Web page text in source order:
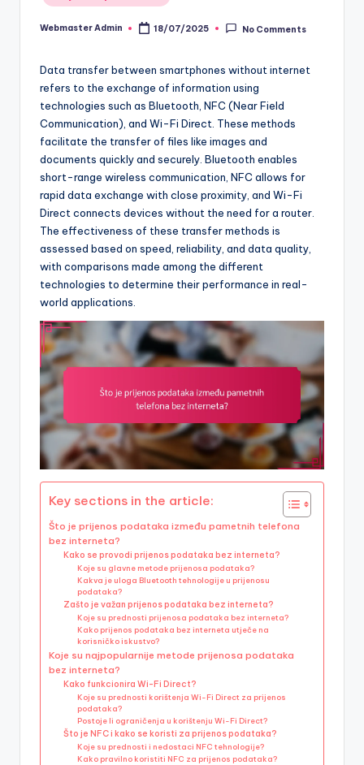
in
Posted
Webmaster Admin 18/07/2025 No Comments
Data transfer between smartphones without internet
refers to the exchange of information using
technologies such as Bluetooth, NFC (Near Field
Communication), and Wi-Fi Direct. These methods
facilitate the transfer of files like images and
documents quickly and securely. Bluetooth enables
short-range wireless communication, NFC allows for
rapid data exchange with close proximity, and Wi-Fi
Direct connects devices without the need for a router.
The effectiveness of these transfer methods is
assessed based on speed, reliability, and data quality,
with comparisons made among the different
technologies to determine their performance in real-
world applications.
Key sections in the article:
Što je prijenos podataka između pametnih telefona
bez interneta?
Kako se provodi prijenos podataka bez interneta?
Koje su glavne metode prijenosa podataka?
Kakva je uloga Bluetooth tehnologije u prijenosu
podataka?
Zašto je važan prijenos podataka bez interneta?
Koje su prednosti prijenosa podataka bez interneta?
Kako prijenos podataka bez interneta utječe na
korisničko iskustvo?
Koje su najpopularnije metode prijenosa podataka
bez interneta?
Kako funkcionira Wi-Fi Direct?
Koje su prednosti korištenja Wi-Fi Direct za prijenos
podataka?
Postoje li ograničenja u korištenju Wi-Fi Direct?
Što je NFC i kako se koristi za prijenos podataka?
Koje su prednosti i nedostaci NFC tehnologije?
Kako pravilno koristiti NFC za prijenos podataka?